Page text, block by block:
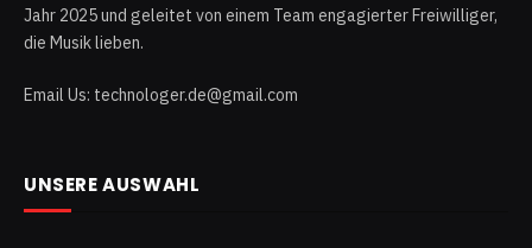
Jahr 2025 und geleitet von einem Team engagierter Freiwilliger,
die Musik lieben.
Email Us: technologer.de@gmail.com
UNSERE AUSWAHL